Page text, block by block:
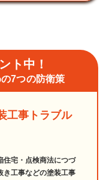
ト中！
7つの防衛策
工事トラブル
住宅・点検商法につづ
き工事などの塗装工事